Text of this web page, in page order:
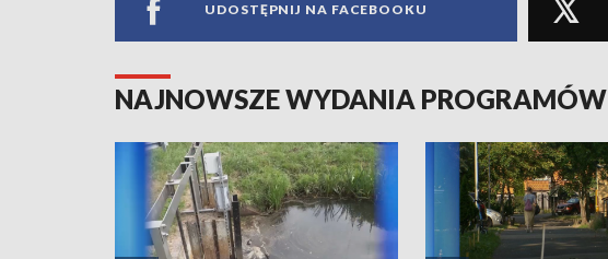
UDOSTĘPNIJ NA FACEBOOKU
NAJNOWSZE WYDANIA PROGRAMÓW